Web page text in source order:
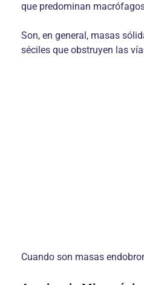
que predominan
Son, en general, masas
séciles que obstruyen las
Cuando son masas